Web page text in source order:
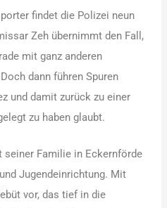
findet die Polizei neun
Zeh übernimmt den Fall,
mit ganz anderen
dann führen Spuren
und damit zurück zu einer
zu haben glaubt.
seiner Familie in Eckernförde
Jugendeinrichtung. Mit
vor, das tief in die